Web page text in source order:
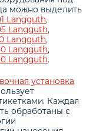
можно выделить
Langguth,
Langguth,
Langguth,
Langguth,
Langguth.
установка
Каждая
обработаны с